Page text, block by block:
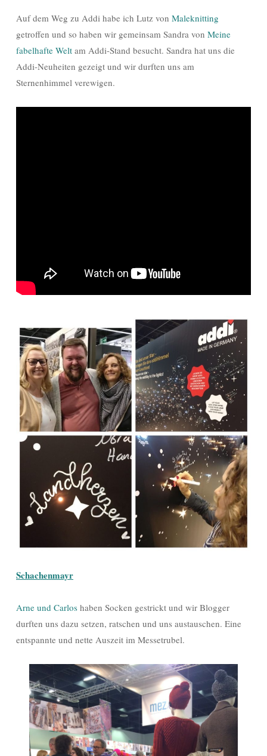
Auf dem Weg zu Addi habe ich Lutz von Maleknitting
getroffen und so haben wir gemeinsam Sandra von Meine
fabelhafte Welt am Addi-Stand besucht. Sandra hat uns die
Addi-Neuheiten gezeigt und wir durften uns am
Sternenhimmel verewigen.
Schachenmayr
Arne und Carlos haben Socken gestrickt und wir Blogger
durften uns dazu setzen, ratschen und uns austauschen. Eine
entspannte und nette Auszeit im Messetrubel.